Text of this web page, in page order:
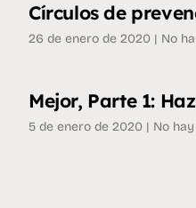
Círculos de
26 de enero de 2020 No
Mejor, Parte 1:
5 de enero de 2020 No